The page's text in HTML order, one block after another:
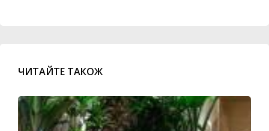
ЧИТАЙТЕ ТАКОЖ